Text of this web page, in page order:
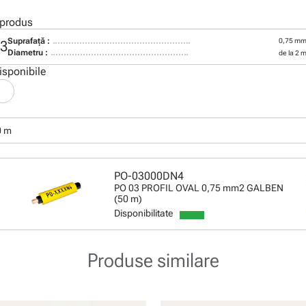
Suprafaţă : 0,75
Diametru : de la 2
m
PO-03000DN4
PO 03 PROFIL OVAL 0,75 mm2 GALBEN
(50 m)
Disponibilitate
Produse similare